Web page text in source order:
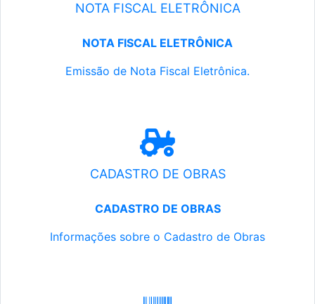
NOTA FISCAL ELETRÔNICA
NOTA FISCAL ELETRÔNICA
Emissão de Nota Fiscal Eletrônica.
CADASTRO DE OBRAS
CADASTRO DE OBRAS
Informações sobre o Cadastro de Obras